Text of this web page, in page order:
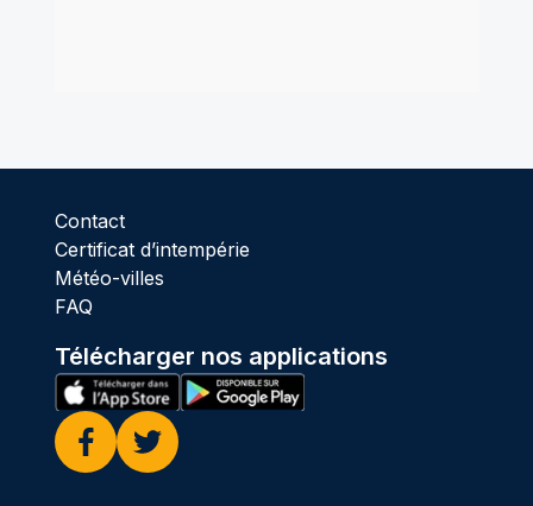
Contact
Certificat d’intempérie
Météo-villes
FAQ
Télécharger nos applications
Facebook
Twitter